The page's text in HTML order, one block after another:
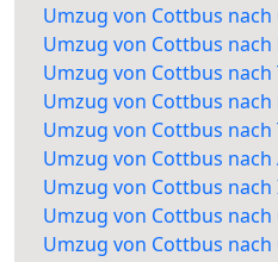
Umzug von Cottbus nach
Umzug von Cottbus nach
Umzug von Cottbus nach
Umzug von Cottbus nach
Umzug von Cottbus nach
Umzug von Cottbus nach
Umzug von Cottbus
Umzug von Cottbus nach
Umzug von Cottbus nach